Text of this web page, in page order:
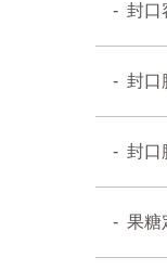
封口
封口
封口
果糖